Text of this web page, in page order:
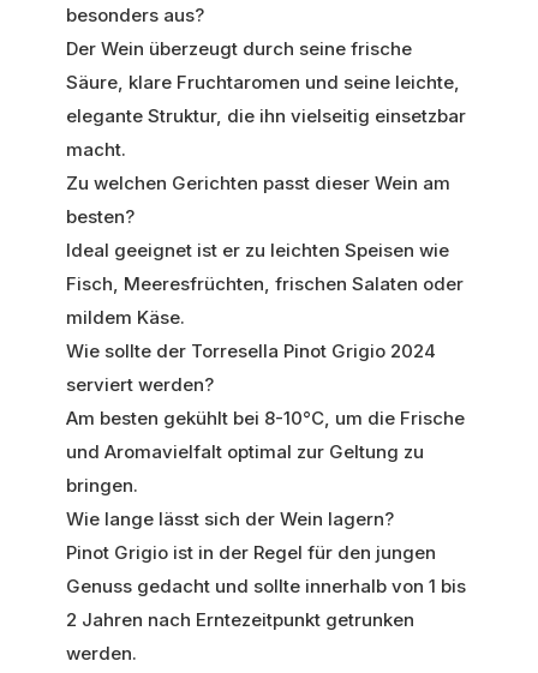
besonders aus?
Der Wein überzeugt durch seine frische
Säure, klare Fruchtaromen und seine leichte,
elegante Struktur, die ihn vielseitig einsetzbar
macht.
Zu welchen Gerichten passt dieser Wein am
besten?
Ideal geeignet ist er zu leichten Speisen wie
Fisch, Meeresfrüchten, frischen Salaten oder
mildem Käse.
Wie sollte der Torresella Pinot Grigio 2024
serviert werden?
Am besten gekühlt bei 8-10°C, um die Frische
und Aromavielfalt optimal zur Geltung zu
bringen.
Wie lange lässt sich der Wein lagern?
Pinot Grigio ist in der Regel für den jungen
Genuss gedacht und sollte innerhalb von 1 bis
2 Jahren nach Erntezeitpunkt getrunken
werden.